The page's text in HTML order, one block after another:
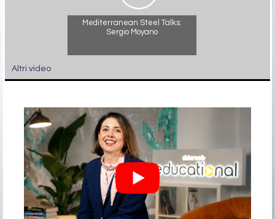
Mediterranean Steel Talks:
Sergio Moyano
Altri video